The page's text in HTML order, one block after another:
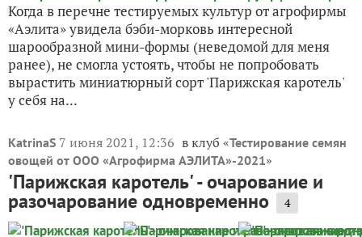
Когда в перечне тестируемых культур от агрофирмы
«Аэлита» увидела бэби-морковь интересной
шарообразной мини-формы (неведомой для меня
ранее), не смогла устоять, чтобы не попробовать
вырастить миниатюрный сорт 'Парижская каротель'
у себя на...
KatrinaS 7 июня 2021, 12:36 в клуб «Тестирование семян
овощей от ООО «Агрофирма АЭЛИТА»-2021»
'Парижская каротель' - очарование и
разочарование одновременно 4